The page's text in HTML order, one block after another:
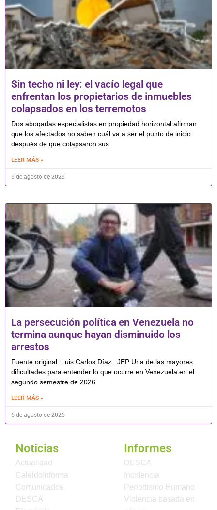
Sin techo ni ley: el vacío legal que
enfrentan los propietarios de inmuebles
colapsados en los terremotos
Dos abogadas especialistas en propiedad horizontal afirman
que los afectados no saben cuál va a ser el punto de inicio
después de que colapsaron sus
LEER MÁS »
6 de agosto de 2026
La persecución política en Venezuela no
termina aunque hayan disminuido los
arrestos
Fuente original: Luis Carlos Díaz . JEP Una de las mayores
dificultades para entender lo que ocurre en Venezuela en el
segundo semestre de 2026
LEER MÁS »
6 de agosto de 2026
Noticias
Actualidad
CaleidoInforma
Comunicados
DESCA
Informes
DESCA
Incidencia
Periodismo Humano
Violencia basada en